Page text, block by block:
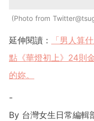
Photo from
延伸閱讀：
「男人算
點《華燈初上》24則
的妳。
-
By 台灣女生日常編輯